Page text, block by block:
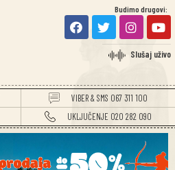
Budimo drugovi:
Slušaj uživo
VIBER & SMS 067 311 100
UKLJUČENJE 020 282 090